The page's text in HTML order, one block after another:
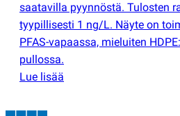
saatavilla pyynnöstä. Tulosten
tyypillisesti 1 ng/L. Näyte on
PFAS-vapaassa, mieluiten
pullossa.
Lue lisää